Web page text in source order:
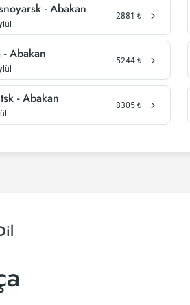
- Abakan 2881 ₺
- Abakan 5244 ₺
- Abakan 8305 ₺